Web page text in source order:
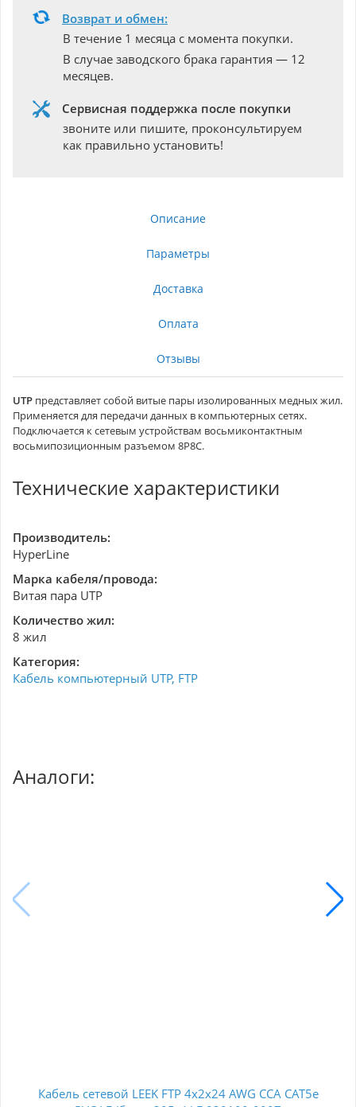
Возврат и обмен:
В течение 1 месяца с момента покупки.
В случае заводского брака гарантия — 12
месяцев.
Сервисная поддержка после покупки
звоните или пишите, проконсультируем
как правильно установить!
Описание
Параметры
Доставка
Оплата
Отзывы
UTP представляет собой витые пары изолированных медных жил.
Применяется для передачи данных в компьютерных сетях.
Подключается к сетевым устройствам восьмиконтактным
восьмипозиционным разъемом 8P8C.
Технические характеристики
Производитель:
HyperLine
Марка кабеля/провода:
Витая пара UTP
Количество жил:
8 жил
Категория:
Кабель компьютерный UTP, FTP
Аналоги:
Кабель сетевой LEEK FTP 4x2x24 AWG CCA CAT5e